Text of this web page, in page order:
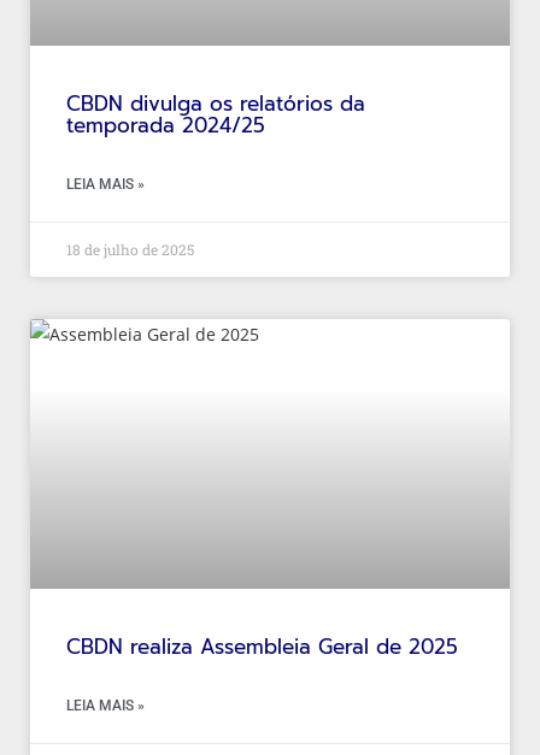
CBDN divulga os relatórios da
temporada 2024/25
LEIA MAIS »
18 de julho de 2025
CBDN realiza Assembleia Geral de 2025
LEIA MAIS »